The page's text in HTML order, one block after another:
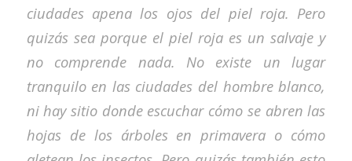
ciudades apena los ojos del piel roja. Pero
quizás sea porque el piel roja es un salvaje y
no comprende nada. No existe un lugar
tranquilo en las ciudades del hombre blanco,
ni hay sitio donde escuchar cómo se abren las
hojas de los árboles en primavera o cómo